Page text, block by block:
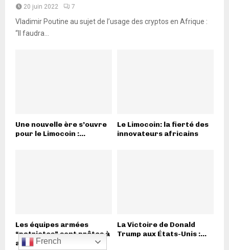
20 juin 2022 7
Vladimir Poutine au sujet de l’usage des cryptos en Afrique :
“Il faudra...
Une nouvelle ère s’ouvre
pour le Limocoin :...
Le Limocoin: la fierté des
innovateurs africains
Les équipes armées
“patriotes” sont prêtes à
agir...
La Victoire de Donald
Trump aux États-Unis :...
French